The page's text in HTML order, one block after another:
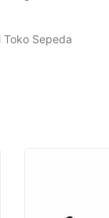
Sepeda